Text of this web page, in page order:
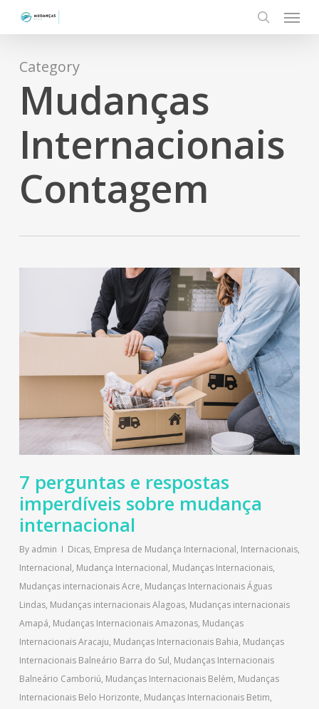
content
search
Menu
Category
Mudanças
Internacionais
Contagem
7 perguntas e respostas
imperdíveis sobre mudança
internacional
By admin Dicas, Empresa de Mudança Internacional, Internacionais,
Internacional, Mudança Internacional, Mudanças Internacionais,
Mudanças internacionais Acre, Mudanças Internacionais Águas
Lindas, Mudanças internacionais Alagoas, Mudanças internacionais
Amapá, Mudanças Internacionais Amazonas, Mudanças
Internacionais Aracaju, Mudanças Internacionais Bahia, Mudanças
Internacionais Balneário Barra do Sul, Mudanças Internacionais
Balneário Camboriú, Mudanças Internacionais Belém, Mudanças
Internacionais Belo Horizonte, Mudanças Internacionais Betim,